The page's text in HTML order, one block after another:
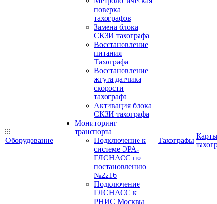
Оборудование
поверка
тахографов
Замена блока
СКЗИ тахографа
Восстановление
питания
Тахографа
Восстановление
жгута датчика
скорости
тахографа
Активация блока
СКЗИ тахографа
Мониторинг
транспорта
Подключение к
системе ЭРА-
ГЛОНАСС по
постановлению
№2216
Подключение
ГЛОНАСС к
РНИС Москвы
Тахографы
Карты